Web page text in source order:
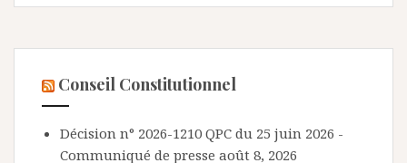
Conseil Constitutionnel
Décision n° 2026-1210 QPC du 25 juin 2026 -
Communiqué de presse août 8, 2026